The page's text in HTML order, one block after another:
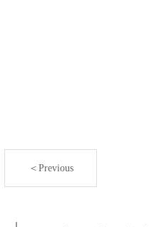
＜Previous